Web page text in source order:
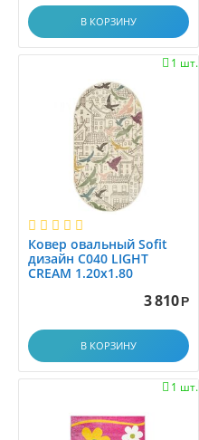
0.8x2.9
0.8x3.0
0.8x3.1
0.8x3.5
0.8x3.9
0.8x4.0
0.8x4.15
0.8x4.5
0.8x5.0
0.8x5.5
0.8x6.0
0.9x2.5
0.9x3.0
0.9x4.0
В КОРЗИНУ
1 шт.

Ковер овальный Sofit
дизайн C040 LIGHT
CREAM 1.20x1.80
3 810 Р
В КОРЗИНУ
1 шт.
